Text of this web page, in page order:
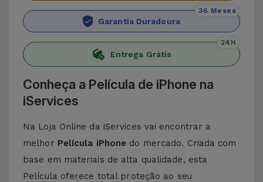
Garantia Duradoura
36 Meses
Entrega Grátis
24H
Conheça a Película de iPhone na
iServices
Na Loja Online da iServices vai encontrar a
melhor Película iPhone do mercado. Criada com
base em materiais de alta qualidade, esta
Película oferece total proteção ao seu